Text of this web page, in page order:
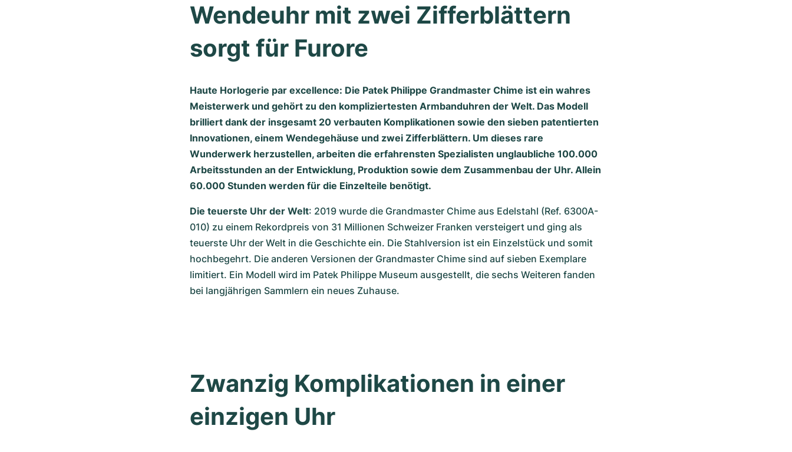
Wendeuhr mit zwei Zifferblättern
sorgt für Furore
Haute Horlogerie par excellence: Die Patek Philippe Grandmaster Chime ist ein wahres
Meisterwerk und gehört zu den kompliziertesten Armbanduhren der Welt. Das Modell
brilliert dank der insgesamt 20 verbauten Komplikationen sowie den sieben patentierten
Innovationen, einem Wendegehäuse und zwei Zifferblättern. Um dieses rare
Wunderwerk herzustellen, arbeiten die erfahrensten Spezialisten unglaubliche 100.000
Arbeitsstunden an der Entwicklung, Produktion sowie dem Zusammenbau der Uhr. Allein
60.000 Stunden werden für die Einzelteile benötigt.
Die teuerste Uhr der Welt: 2019 wurde die Grandmaster Chime aus Edelstahl (Ref. 6300A-
010) zu einem Rekordpreis von 31 Millionen Schweizer Franken versteigert und ging als
teuerste Uhr der Welt in die Geschichte ein. Die Stahlversion ist ein Einzelstück und somit
hochbegehrt. Die anderen Versionen der Grandmaster Chime sind auf sieben Exemplare
limitiert. Ein Modell wird im Patek Philippe Museum ausgestellt, die sechs Weiteren fanden
bei langjährigen Sammlern ein neues Zuhause.
Zwanzig Komplikationen in einer
einzigen Uhr